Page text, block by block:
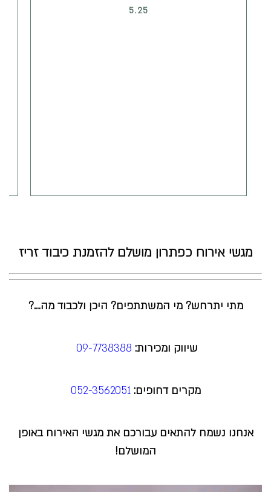
5.25
מגשי אירוח כפתרון מושלם להזמנת כיבוד זריז
מתי יתרחש? מי המשתתפים? היכן ולכבוד מה….?
שיווק ומכירות: 09-7738388
מקרים דחופים:052-3562051
אנחנו נשמח להתאים עבורכם את מגשי האירוח באופן
המושלם!